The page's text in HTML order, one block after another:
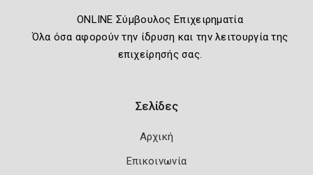
ONLINE Σύμβουλος Επιχειρηματία
Όλα όσα αφορούν την ίδρυση και την λειτουργία της
επιχείρησής σας.
Σελίδες
Αρχική
Επικοινωνία